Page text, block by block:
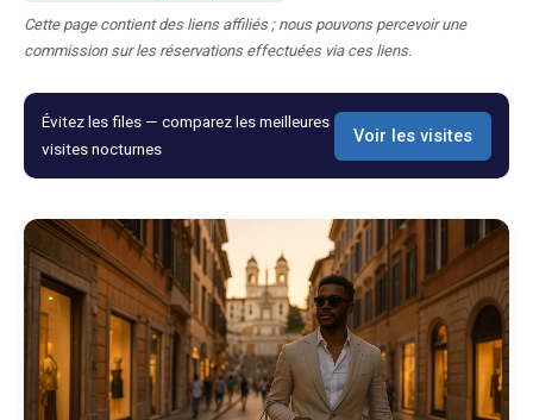
Tour en Vespa Rome
Catacombes de Rome
Blog
Boutique
Tous les souvenirs
Posters
Cette page contient des liens affiliés ; nous pouvons percevoir une
commission sur les réservations effectuées via ces liens.
Évitez les files — comparez les meilleures
visites nocturnes
Voir les visites